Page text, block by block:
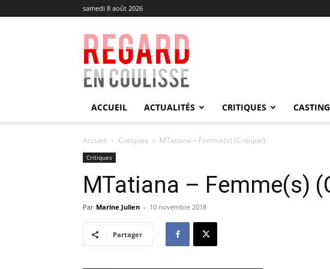
samedi 8 août 2026
Regard
en
Coulisse
ACCUEIL ACTUALITÉS CRITIQUES
Accueil Critiques MTatiana – Femme(s) (Critique)
Critiques
MTatiana – Femme(s)
Par Marine Julien - 10 novembre 2018
Partager